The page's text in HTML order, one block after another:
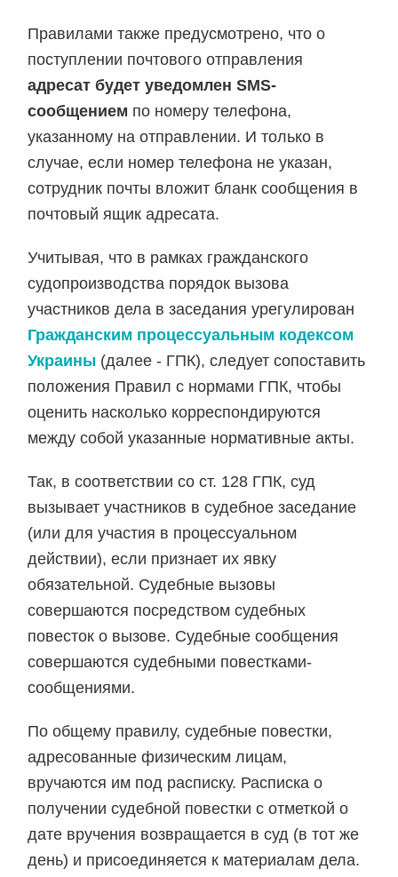
Правилами также предусмотрено, что о
поступлении почтового отправления
адресат будет уведомлен SMS-
сообщением по номеру телефона,
указанному на отправлении. И только в
случае, если номер телефона не указан,
сотрудник почты вложит бланк сообщения в
почтовый ящик адресата.
Учитывая, что в рамках гражданского
судопроизводства порядок вызова
участников дела в заседания урегулирован
Гражданским процессуальным кодексом
Украины (далее - ГПК), следует сопоставить
положения Правил с нормами ГПК, чтобы
оценить насколько корреспондируются
между собой указанные нормативные акты.
Так, в соответствии со ст. 128 ГПК, суд
вызывает участников в судебное заседание
(или для участия в процессуальном
действии), если признает их явку
обязательной. Судебные вызовы
совершаются посредством судебных
повесток о вызове. Судебные сообщения
совершаются судебными повестками-
сообщениями.
По общему правилу, судебные повестки,
адресованные физическим лицам,
вручаются им под расписку. Расписка о
получении судебной повестки с отметкой о
дате вручения возвращается в суд (в тот же
день) и присоединяется к материалам дела.